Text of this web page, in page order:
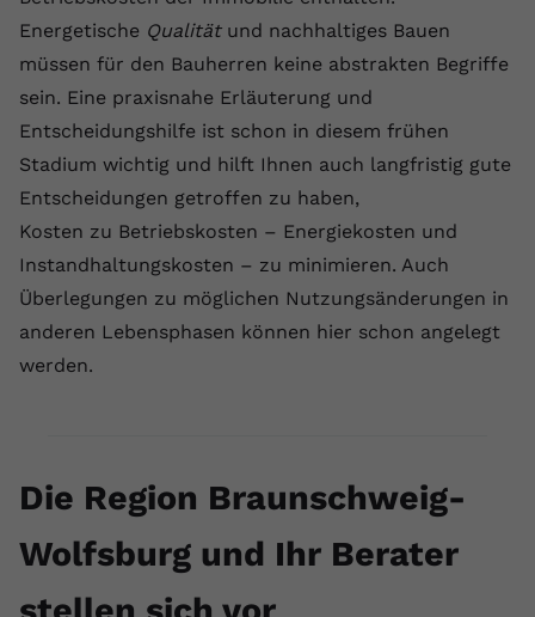
Energetische Qualitätund nachhaltiges Bauen
müssen für den Bauherren keine abstrakten Begriffe
sein. Eine praxisnahe Erläuterung und
Entscheidungshilfe ist schon in diesem frühen
Stadium wichtig und hilft Ihnen auch langfristig gute
Entscheidungen getroffen zu haben,
Kosten zu Betriebskosten – Energiekosten und
Instandhaltungskosten – zu minimieren. Auch
Überlegungen zu möglichen Nutzungsänderungen in
anderen Lebensphasen können hier schon angelegt
werden.
Die Region Braunschweig-
Wolfsburg und Ihr Berater